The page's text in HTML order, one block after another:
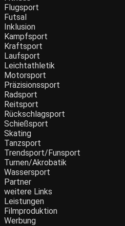
Flugsport
Futsal
Inklusion
Kampfsport
Kraftsport
Laufsport
Leichtathletik
Motorsport
Präzisionssport
Radsport
Reitsport
Rückschlagsport
Schießsport
Skating
Tanzsport
Trendsport/Funsport
Turnen/Akrobatik
Wassersport
Partner
weitere Links
Leistungen
Filmproduktion
Werbung